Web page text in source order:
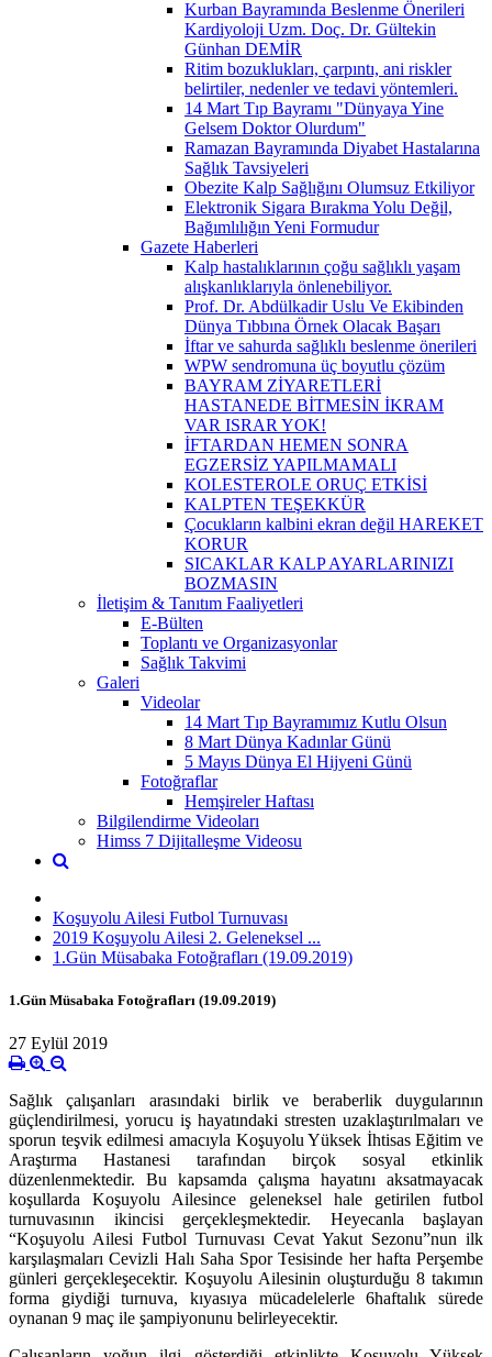
Kurban Bayramında Beslenme Önerileri
Kardiyoloji Uzm. Doç. Dr. Gültekin
Günhan DEMİR
Ritim bozuklukları, çarpıntı, ani riskler
belirtiler, nedenler ve tedavi yöntemleri.
14 Mart Tıp Bayramı "Dünyaya Yine
Gelsem Doktor Olurdum"
Ramazan Bayramında Diyabet Hastalarına
Sağlık Tavsiyeleri
Obezite Kalp Sağlığını Olumsuz Etkiliyor
Elektronik Sigara Bırakma Yolu Değil,
Bağımlılığın Yeni Formudur
Gazete Haberleri
Kalp hastalıklarının çoğu sağlıklı yaşam
alışkanlıklarıyla önlenebiliyor.
Prof. Dr. Abdülkadir Uslu Ve Ekibinden
Dünya Tıbbına Örnek Olacak Başarı
İftar ve sahurda sağlıklı beslenme önerileri
WPW sendromuna üç boyutlu çözüm
BAYRAM ZİYARETLERİ
HASTANEDE BİTMESİN İKRAM
VAR ISRAR YOK!
İFTARDAN HEMEN SONRA
EGZERSİZ YAPILMAMALI
KOLESTEROLE ORUÇ ETKİSİ
KALPTEN TEŞEKKÜR
Çocukların kalbini ekran değil HAREKET
KORUR
SICAKLAR KALP AYARLARINIZI
BOZMASIN
İletişim & Tanıtım Faaliyetleri
E-Bülten
Toplantı ve Organizasyonlar
Sağlık Takvimi
Galeri
Videolar
14 Mart Tıp Bayramımız Kutlu Olsun
8 Mart Dünya Kadınlar Günü
5 Mayıs Dünya El Hijyeni Günü
Fotoğraflar
Hemşireler Haftası
Bilgilendirme Videoları
Himss 7 Dijitalleşme Videosu
Koşuyolu Ailesi Futbol Turnuvası
2019 Koşuyolu Ailesi 2. Geleneksel ...
1.Gün Müsabaka Fotoğrafları (19.09.2019)
1.Gün Müsabaka Fotoğrafları (19.09.2019)
27 Eylül 2019
Sağlık çalışanları arasındaki birlik ve beraberlik duygularının
güçlendirilmesi, yorucu iş hayatındaki stresten uzaklaştırılmaları ve
sporun teşvik edilmesi amacıyla Koşuyolu Yüksek İhtisas Eğitim ve
Araştırma Hastanesi tarafından birçok sosyal etkinlik
düzenlenmektedir. Bu kapsamda çalışma hayatını aksatmayacak
koşullardaKoşuyolu Ailesince geleneksel hale getirilen futbol
turnuvasının ikincisi gerçekleşmektedir. Heyecanla başlayan
“Koşuyolu Ailesi Futbol Turnuvası Cevat Yakut Sezonu”nun ilk
karşılaşmaları Cevizli Halı Saha Spor Tesisinde her hafta Perşembe
günleri gerçekleşecektir. Koşuyolu Ailesinin oluşturduğu 8 takımın
forma giydiği turnuva, kıyasıya mücadelelerle 6haftalık sürede
oynanan 9 maç ile şampiyonunu belirleyecektir.